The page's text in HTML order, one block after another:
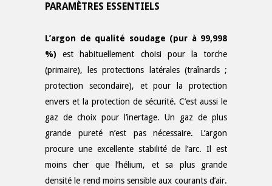
PARAMÈTRES ESSENTIELS
L’argon de qualité soudage (pur à 99,998
%) est habituellement choisi pour la torche
(primaire), les protections latérales (traînards ;
protection secondaire), et pour la protection
envers et la protection de sécurité. C’est aussi le
gaz de choix pour l’inertage. Un gaz de plus
grande pureté n’est pas nécessaire. L’argon
procure une excellente stabilité de l’arc. Il est
moins cher que l’hélium, et sa plus grande
densité le rend moins sensible aux courants d’air.